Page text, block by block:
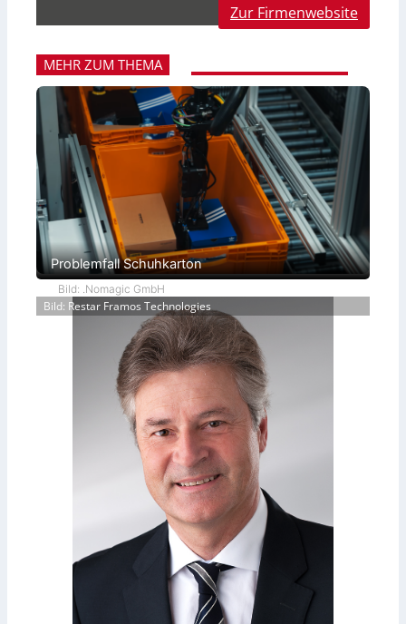
Zur Firmenwebsite
MEHR ZUM THEMA
Problemfall Schuhkarton
Bild: .Nomagic GmbH
Bild: Restar Framos Technologies